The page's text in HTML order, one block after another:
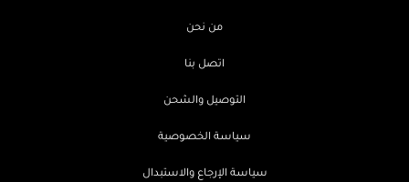
من نحن
اتصل بنا
التوصيل والشحن
سياسة الخصوصية
سياسة الإرجاع والاستبدال